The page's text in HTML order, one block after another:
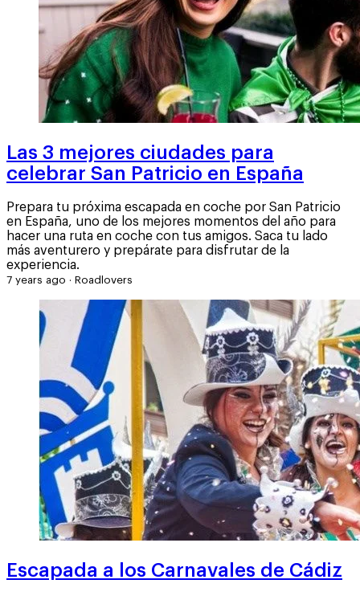
Las 3 mejores ciudades para
celebrar San Patricio en España
Prepara tu próxima escapada en coche por San Patricio
en España, uno de los mejores momentos del año para
hacer una ruta en coche con tus amigos. Saca tu lado
más aventurero y prepárate para disfrutar de la
experiencia.
7 years ago · Roadlovers
Escapada a los Carnavales de Cádiz